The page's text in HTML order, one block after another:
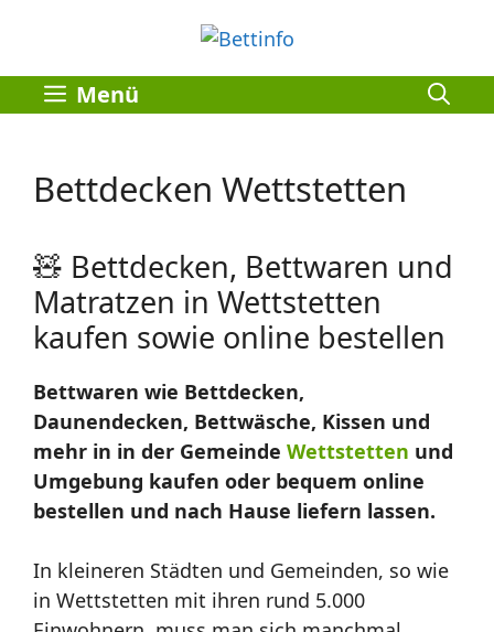
springen
Menü
Bettdecken Wettstetten
🧸 Bettdecken, Bettwaren und
Matratzen in Wettstetten
kaufen sowie online bestellen
Bettwaren wie Bettdecken,
Daunendecken, Bettwäsche, Kissen und
mehr in in der Gemeinde Wettstetten und
Umgebung kaufen oder bequem online
bestellen und nach Hause liefern lassen.
In kleineren Städten und Gemeinden, so wie
in Wettstetten mit ihren rund 5.000